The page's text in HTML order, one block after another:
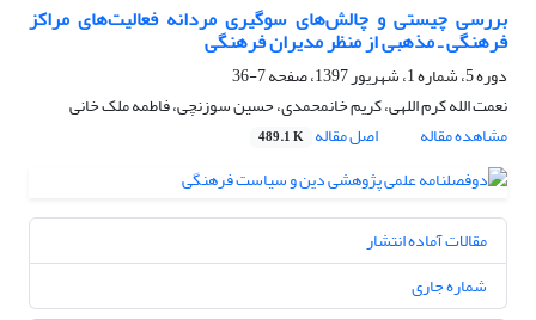
بررسی چیستی و چالش‌های سوگیری مردانه فعالیت‌های مراکز
فرهنگی ـ مذهبی از منظر مدیران فرهنگی
دوره 5، شماره 1، شهریور 1397، صفحه
7-36
نعمت الله کرم اللهی، کریم خانمحمدی، حسین سوزنچی، فاطمه ملک خانی
مشاهده مقاله
اصل مقاله 489.1 K
مقالات آماده انتشار
شماره جاری